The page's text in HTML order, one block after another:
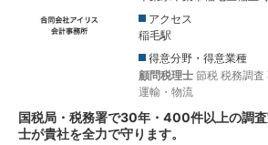
アクセス
稲毛駅
得意分野・得意業種
顧問税理士 節税 税務調査
運輸・物流
国税局・税務署で30年・400件以上の調
士が貴社を全力で守ります。